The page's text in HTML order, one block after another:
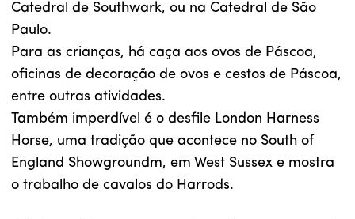
Catedral de Southwark, ou na Catedral de São
Paulo.
Para as crianças, há caça aos ovos de Páscoa,
oficinas de decoração de ovos e cestos de Páscoa,
entre outras atividades.
Também imperdível é o desfile London Harness
Horse, uma tradição que acontece no South of
England Showgroundm, em West Sussex e mostra
o trabalho de cavalos do Harrods.